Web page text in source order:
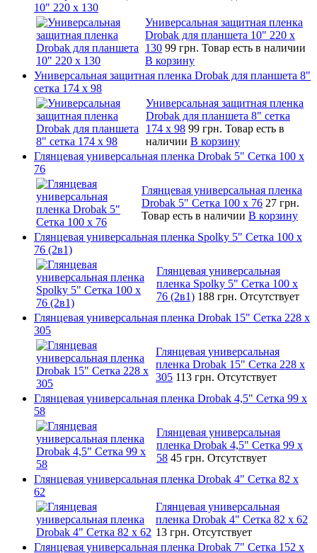
10" 220 x 130
Универсальная защитная пленка
Drobak для планшета 10" 220 x
130 99 грн. Товар есть в наличии
В корзину
Универсальная защитная пленка Drobak для планшета 8"
сетка 174 x 98
Универсальная защитная пленка
Drobak для планшета 8" сетка
174 x 98 99 грн. Товар есть в
наличии В корзину
Глянцевая универсальная пленка Drobak 5" Сетка 100 x
76
Глянцевая универсальная пленка
Drobak 5" Сетка 100 x 76 27 грн.
Товар есть в наличии В корзину
Глянцевая универсальная пленка Spolky 5" Сетка 100 x
76 (2в1)
Глянцевая универсальная
пленка Spolky 5" Сетка 100 x
76 (2в1) 188 грн. Отсутствует
Глянцевая универсальная пленка Drobak 15" Сетка 228 x
305
Глянцевая универсальная
пленка Drobak 15" Сетка 228 x
305 113 грн. Отсутствует
Глянцевая универсальная пленка Drobak 4,5" Сетка 99 x
58
Глянцевая универсальная
пленка Drobak 4,5" Сетка 99 x
58 45 грн. Отсутствует
Глянцевая универсальная пленка Drobak 4" Сетка 82 x
62
Глянцевая универсальная
пленка Drobak 4" Сетка 82 x 62
13 грн. Отсутствует
Глянцевая универсальная пленка Drobak 7" Сетка 152 x